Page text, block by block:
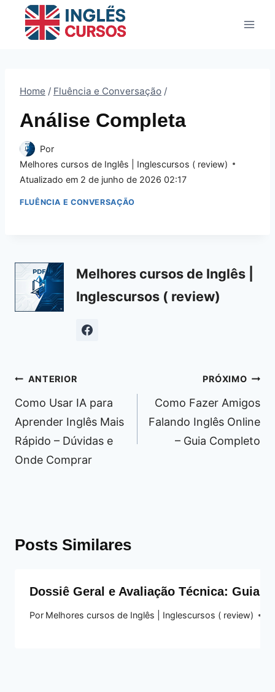
Home / Fluência e Conversação /
Análise Completa
Por
Melhores cursos de Inglês | Inglescursos ( review)
Atualizado em 2 de junho de 2026 02:17
FLUÊNCIA E CONVERSAÇÃO
Melhores cursos de Inglês |
Inglescursos ( review)
Navegação
de
Post
ANTERIOR
Como Usar IA para
Aprender Inglês Mais
Rápido – Dúvidas e
Onde Comprar
PRÓXIMO
Como Fazer Amigos
Falando Inglês Online
– Guia Completo
Posts Similares
Dossiê Geral e Avaliação Técnica: Guia
Por Melhores cursos de Inglês | Inglescursos ( review)